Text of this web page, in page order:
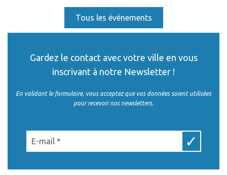
Tous les événements
Gardez le contact avec votre ville en vous
inscrivant à notre Newsletter !
En validant le formulaire, vous acceptez que vos données soient utilisées
pour recevoir nos newsletters.